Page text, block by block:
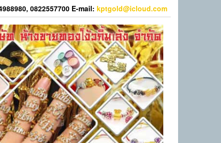
0822557700 E-mail: kptgold@icloud.com